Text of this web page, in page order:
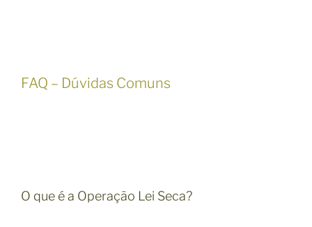
FAQ – Dúvidas Comuns
O que é a Operação Lei Seca?